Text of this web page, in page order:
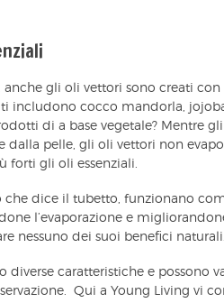
anche gli oli vettori sono creati
includono cocco mandorla,
di a base vegetale? Mentre
dalla pelle, gli oli vettori non
forti gli oli essenziali.
dice il tubetto, funzionano
l’evaporazione e
nessuno dei suoi benefici naturali.
diverse caratteristiche e possono
Qui a Young Living vi